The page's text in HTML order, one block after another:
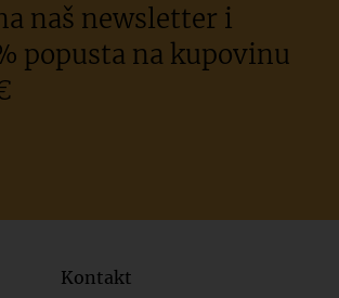
naš newsletter i
popusta na kupovinu
Kontakt